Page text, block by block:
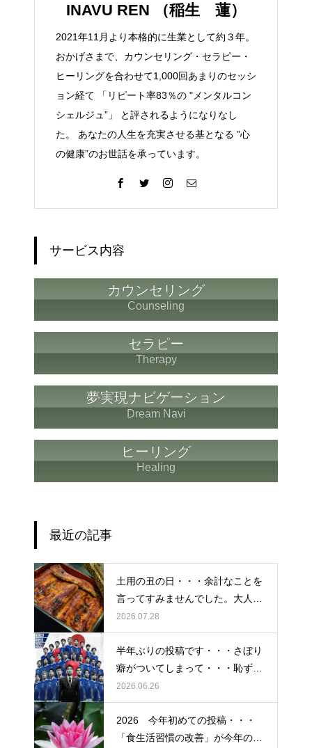
INAVU REN （稲生 蓮）
2021年11月より本格的に生業として約３年。
おかげさまで、カウンセリング・セラピー・
ヒーリングを合わせて1,000回あまりのセッシ
ョン経て 「リピート率83％の "メンタルコン
シェルジュ”」 と評されるようになりなし
た。 あなたの人生を充実させる基となる ”心
の健康”のお世話を承っています。
サービス内容
カウンセリング
Counseling
セラピー
Therapy
夢実現ナビゲーション
Dream Navi
ヒーリング
Healing
最近の記事
土用の丑の日・・・余計なことを
言ってすみませんでした。大人気
なかったですね・・・
2026.07.28
半年ぶりの投稿です・・・さぼり
癖がついてしまって・・・恥ずか
しぃ～ (〃ﾉωﾉ)
2026.06.26
2026 今年初めての投稿・・・
「食生活習慣の改善」が今年のテ